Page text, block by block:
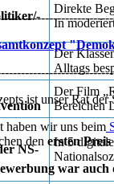
ist unser Rat
haben wir uns beim
den ersten Preis
war auch
Direkte
In
Der
Alltags
Der Film
Bereichen
NS-
In 5